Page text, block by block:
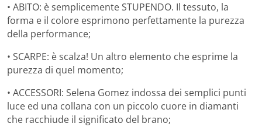
• ABITO: è semplicemente STUPENDO. Il tessuto, la
forma e il colore esprimono perfettamente la purezza
della performance;
• SCARPE: è scalza! Un altro elemento che esprime la
purezza di quel momento;
• ACCESSORI: Selena Gomez indossa dei semplici punti
luce ed una collana con un piccolo cuore in diamanti
che racchiude il significato del brano;